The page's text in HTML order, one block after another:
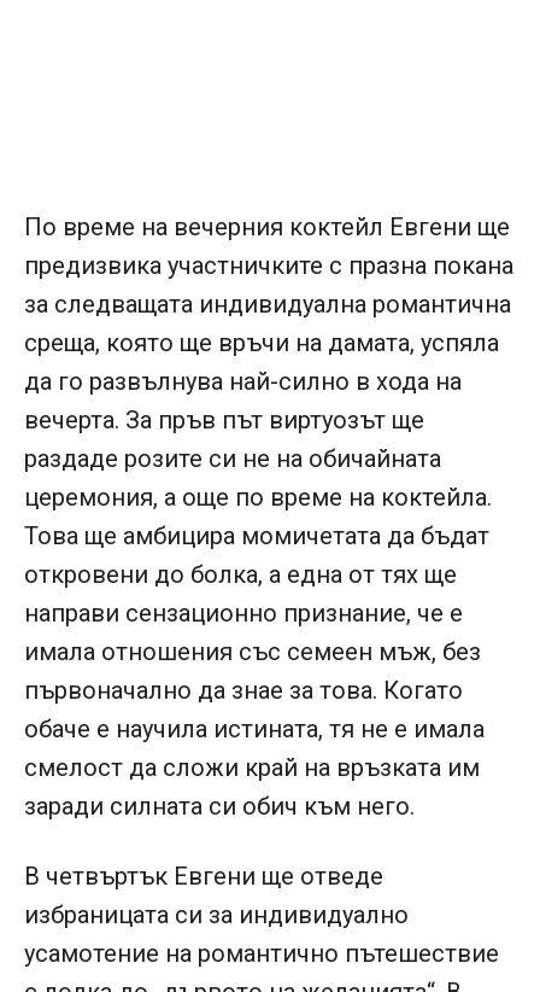
По време на вечерния коктейл Евгени ще
предизвика участничките с празна покана
за следващата индивидуална романтична
среща, която ще връчи на дамата, успяла
да го развълнува най-силно в хода на
вечерта. За пръв път виртуозът ще
раздаде розите си не на обичайната
церемония, а още по време на коктейла.
Това ще амбицира момичетата да бъдат
откровени до болка, а една от тях ще
направи сензационно признание, че е
имала отношения със семеен мъж, без
първоначално да знае за това. Когато
обаче е научила истината, тя не е имала
смелост да сложи край на връзката им
заради силната си обич към него.
В четвъртък Евгени ще отведе
избраницата си за индивидуално
усамотение на романтично пътешествие